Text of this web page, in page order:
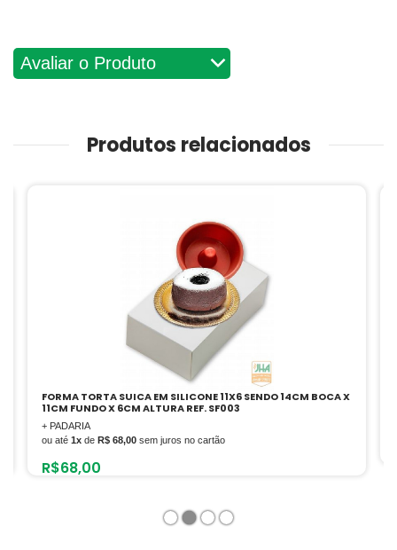
Avaliações
Produtos relacionados
PRP-8000ST G2 – FORNO TURBO 8 TELAS A GAS
+ PADARIA
ou até12xde
R$
1 2 3 4